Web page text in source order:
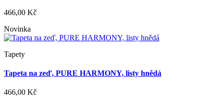
466,00 Kč
Novinka
Tapety
Tapeta na zeď, PURE HARMONY, listy hnědá
466,00 Kč